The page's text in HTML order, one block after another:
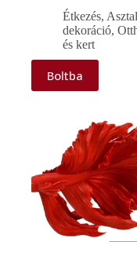
Étkezés,
dekoráció,
és kert
Boltba